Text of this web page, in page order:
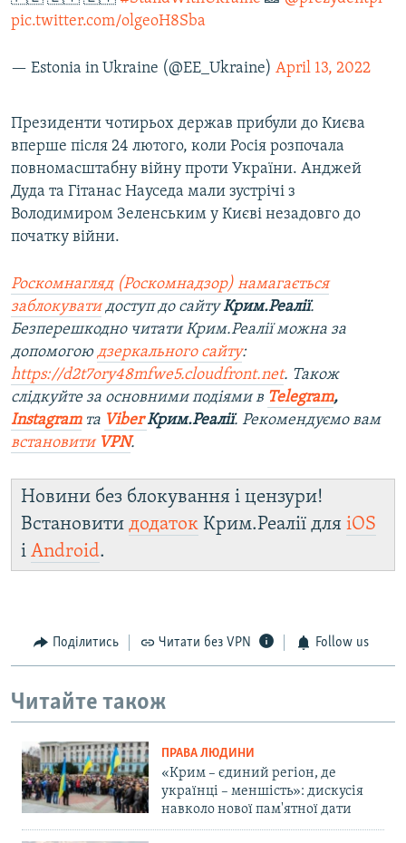
pic.twitter.com/olgeoH8Sba
— Estonia in Ukraine (@EE_Ukraine) April 13, 2022
Президенти чотирьох держав прибули до Києва
вперше після 24 лютого, коли Росія розпочала
повномасштабну війну проти України. Анджей
Дуда та Гітанас Науседа мали зустрічі з
Володимиром Зеленським у Києві незадовго до
початку війни.
Роскомнагляд (Роскомнадзор) намагається
заблокуватидоступ до сайтуКрим.Реалії.
Безперешкодно читати Крим.Реалії можна за
допомогою дзеркального сайту:
https://d2t7ory48mfwe5.cloudfront.net. Також
слідкуйте за основними подіями в Telegram,
Instagramта ViberКрим.Реалії. Рекомендуємо вам
встановити VPN.
Новини без блокування і цензури!
Встановити додаток Крим.Реалії для iOS
і Android.
Поділитись Читати без VPN Follow us
Читайте також
ПРАВА ЛЮДИНИ
«Крим – єдиний регіон, де
українці – меншість»: дискусія
навколо нової пам'ятної дати